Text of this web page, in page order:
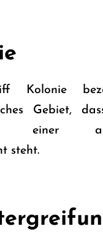
Kolonie
Gebiet,
einer
steht.